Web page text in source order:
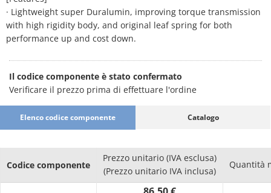
· Lightweight super Duralumin, improving torque transmission
with high rigidity body, and original leaf spring for both
performance up and cost down.
Il codice componente è stato confermato
Verificare il prezzo prima di effettuare l'ordine
Elenco codice componente Catalogo
Codice componente
Prezzo unitario (IVA esclusa)
(Prezzo unitario IVA inclusa)
Quantità